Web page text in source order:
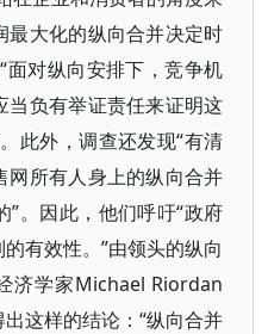
最大化的纵向合并决定时
面对纵向安排下，竞争机
当负有举证责任来证明这
此外，调查还发现“有清
网所有人身上的纵向合并
。因此，他们呼吁“政府
有效性。”由领头的纵向
济学家Michael Riordan
这样的结论：“纵向合并